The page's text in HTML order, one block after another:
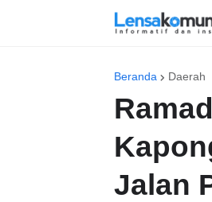
Beranda Daerah
Jalan